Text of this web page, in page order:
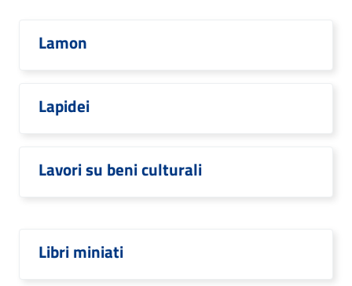
Lamon
Lapidei
Lavori su beni culturali
Libri miniati